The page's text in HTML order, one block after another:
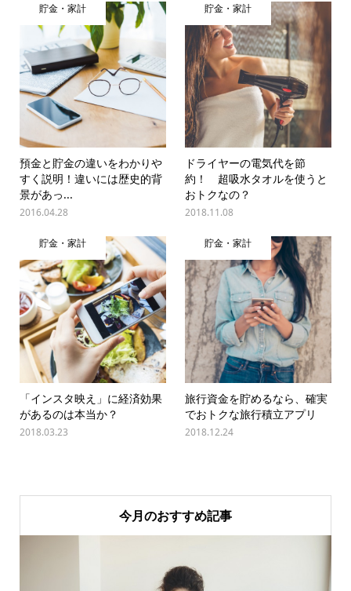
貯金・家計
預金と貯金の違いをわかりや
すく説明！違いには歴史的背
景があっ...
2016.04.28
貯金・家計
ドライヤーの電気代を節
約！ 超吸水タオルを使うと
おトクなの？
2018.11.08
貯金・家計
「インスタ映え」に経済効果
があるのは本当か？
2018.03.23
貯金・家計
旅行資金を貯めるなら、確実
でおトクな旅行積立アプリ
2018.12.24
今月のおすすめ記事